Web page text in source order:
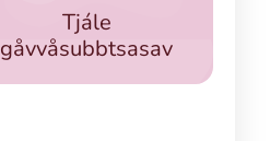
Tjále
gåvvåsubbtsasav